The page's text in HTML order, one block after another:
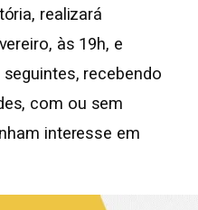
realizará
às 19h, e
recebendo
com ou sem
interesse em